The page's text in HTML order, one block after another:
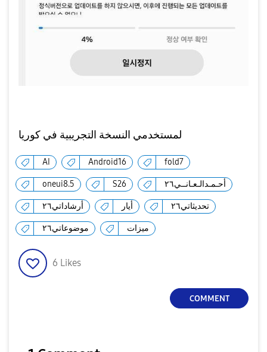
لمستخدمي النسخة التجريبية في كوريا
AI Android16 fold7
oneui8.5 S26 أحـمـدالـعـانــي٢٦
أرشاداتي٢٦ أيار تحديثاتي٢٦
موضوعاتي٢٦ ميزات
6 Likes
COMMENT